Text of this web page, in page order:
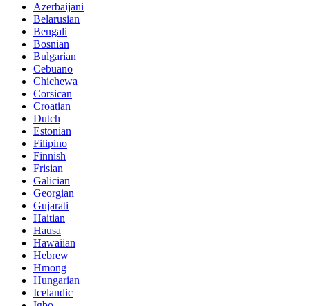
Azerbaijani
Belarusian
Bengali
Bosnian
Bulgarian
Cebuano
Chichewa
Corsican
Croatian
Dutch
Estonian
Filipino
Finnish
Frisian
Galician
Georgian
Gujarati
Haitian
Hausa
Hawaiian
Hebrew
Hmong
Hungarian
Icelandic